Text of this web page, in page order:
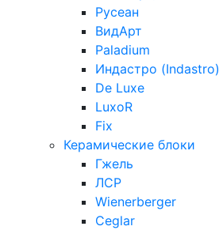
Русеан
ВидАрт
Paladium
Индастро (Indastro)
De Luxe
LuxoR
Fix
Керамические блоки
Гжель
ЛСР
Wienerberger
Ceglar